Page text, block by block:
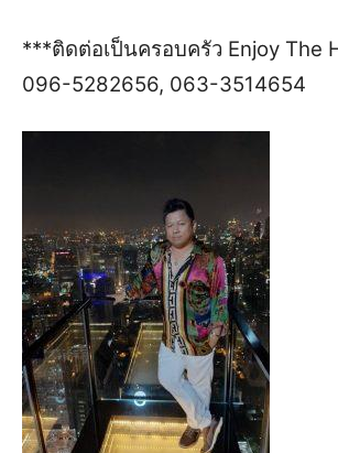
***ติดต่อเป็นครอบครัว Enjoy The
096-5282656, 063-3514654